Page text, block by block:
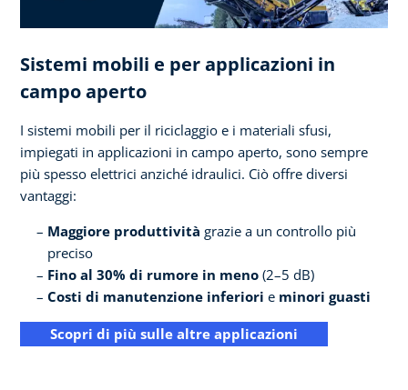
Sistemi mobili e per applicazioni in
campo aperto
I sistemi mobili per il riciclaggio e i materiali sfusi,
impiegati in applicazioni in campo aperto, sono sempre
più spesso elettrici anziché idraulici. Ciò offre diversi
vantaggi:
Maggiore produttività grazie a un controllo più
preciso
Fino al 30% di rumore in meno (2–5 dB)
Costi di manutenzione inferiori e minori guasti
Scopri di più sulle altre applicazioni